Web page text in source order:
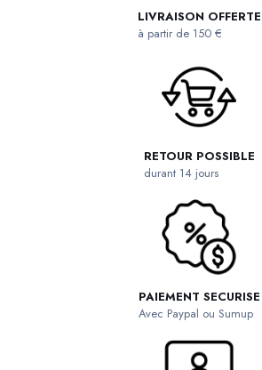
LIVRAISON OFFERTE
à partir de 150 €
RETOUR POSSIBLE
durant 14 jours
PAIEMENT SECURISE
Avec Paypal ou Sumup